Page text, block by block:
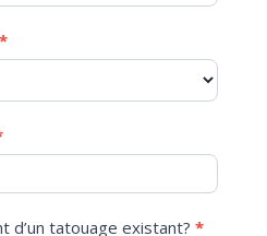
*
d’un tatouage existant? *